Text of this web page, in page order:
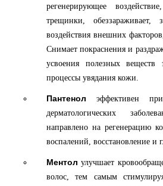
регенерирующее
трещинки, обеззараживает,
воздействия внешних
Снимает покраснения и
усвоения полезных веществ
процессы увядания кожи.
Пантенол эффективен
дерматологических
направлено на регенерацию
воспалений, восстановление и
Ментол улучшает
волос, тем самым